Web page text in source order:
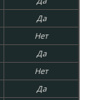
Да
Нет
Да
Нет
Да